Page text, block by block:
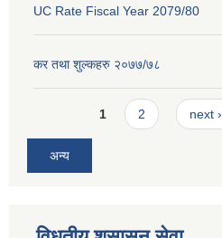
UC Rate Fiscal Year 2079/80
कर तथा शुल्कहरु २०७७/७८
Pages1 2 next ›
अन्य